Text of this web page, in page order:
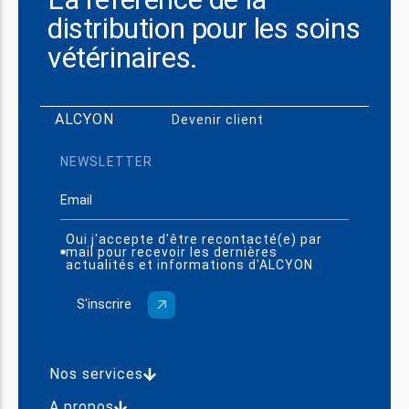
Engagements
éco-
Actualités
NOTRE BLOG
Actualités voir plus
NOTRE BLOG
Actualités voir plus
distribution pour les soins
vétérinaires.
ALCYON Devenir client
NEWSLETTER
Oui j'accepte d'être recontacté(e) par
mail pour recevoir les dernières
actualités et informations d'ALCYON
Nos services